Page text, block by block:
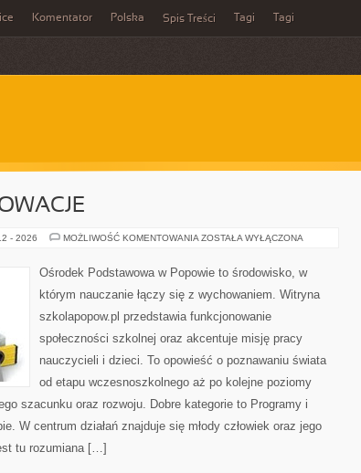
Komentator Polska Spis Treści Tagi Tagi
- 2026 MOŻLIWOŚĆ KOMENTOWANIA PROJEKTY
ZOSTAŁA WYŁĄCZONA
Ośrodek Podstawowa w Popowie to środowisko, w
którym nauczanie łączy się z wychowaniem. Witryna
szkolapopow.pl przedstawia funkcjonowanie
społeczności szkolnej oraz akcentuje misję pracy
nauczycieli i dzieci. To opowieść o poznawaniu świata
od etapu wczesnoszkolnego aż po kolejne poziomy
szacunku oraz rozwoju. Dobre kategorie to Programy i
W centrum działań znajduje się młody człowiek oraz jego
tu rozumiana […]